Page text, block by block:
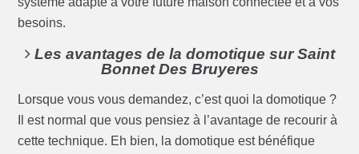
besoins.
Les avantages de la domotique sur Saint
Bonnet Des Bruyeres
Lorsque vous vous demandez, c’est quoi la domotique ?
Il est normal que vous pensiez à l’avantage de recourir à
cette technique. Eh bien, la domotique est bénéfique